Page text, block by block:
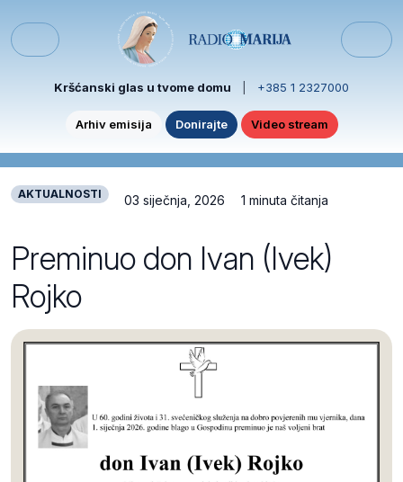
Menu
Kršćanski glas u tvome domu +385 1 2327000
Arhiv emisija Donirajte Video stream
AKTUALNOSTI 03 siječnja, 2026 1 minuta čitanja
Preminuo don Ivan (Ivek)
Rojko